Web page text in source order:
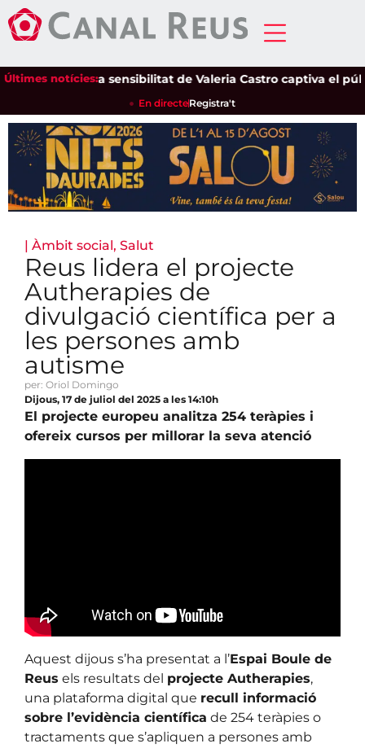
Últimes notícies:La sensibilitat de Valeria Castro captiva el públic
En directeRegistra't
| Àmbit social, Salut
Reus lidera el projecte
Autherapies de
divulgació científica per a
les persones amb
autisme
per: Oriol Domingo
Dijous, 17 de juliol del 2025 a les 14:10h
El projecte europeu analitza 254 teràpies i
ofereix cursos per millorar la seva atenció
Aquest dijous s’ha presentat a l’Espai Boule de
Reus els resultats del projecte Autherapies,
una plataforma digital que recull informació
sobre l’evidència científica de 254 teràpies o
tractaments que s’apliquen a persones amb